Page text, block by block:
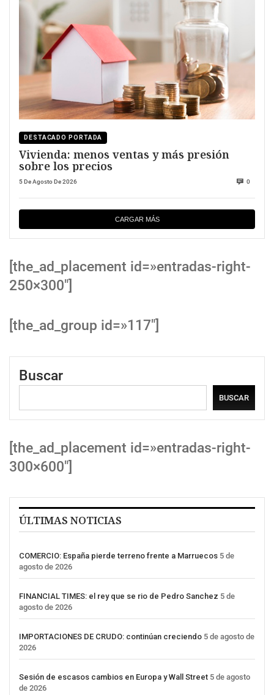
DESTACADO PORTADA
Vivienda: menos ventas y más presión
sobre los precios
5 De Agosto De 2026 0
CARGAR MÁS
[the_ad_placement id=»entradas-right-
250×300″]
[the_ad_group id=»117″]
Buscar
BUSCAR
[the_ad_placement id=»entradas-right-
300×600″]
ÚLTIMAS NOTICIAS
COMERCIO: España pierde terreno frente a Marruecos 5 de
agosto de 2026
FINANCIAL TIMES: el rey que se rio de Pedro Sanchez 5 de
agosto de 2026
IMPORTACIONES DE CRUDO: continúan creciendo 5 de agosto de
2026
Sesión de escasos cambios en Europa y Wall Street 5 de agosto
de 2026